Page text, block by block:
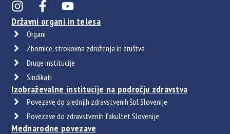
Državni organi in telesa
Organi
Zbornice, strokovna združenja in društva
Druge institucije
Sindikati
Izobraževalne institucije na področju zdravstva
Povezave do srednjih zdravstvenih šol Slovenije
Povezave do zdravstvenih fakultet Slovenije
Mednarodne povezave